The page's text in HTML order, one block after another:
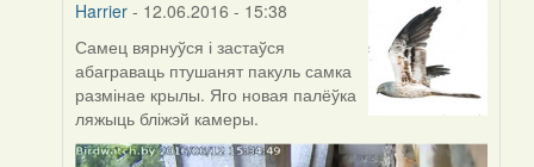
Harrier - 12.06.2016 - 15:38
In
reply
to
by
Harrier
Самец вярнуўся і застаўся
абаграваць птушанят пакуль самка
размінае крылы. Яго новая палёўка
ляжыць бліжэй камеры.